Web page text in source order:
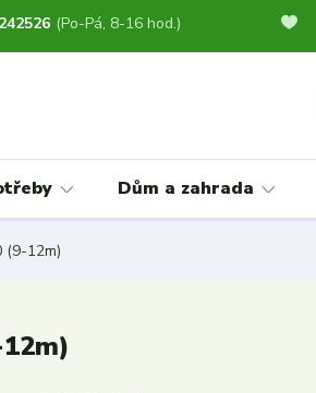
(Po-Pá, 8-16 hod.)
Dům a zahrada
(9-12m)